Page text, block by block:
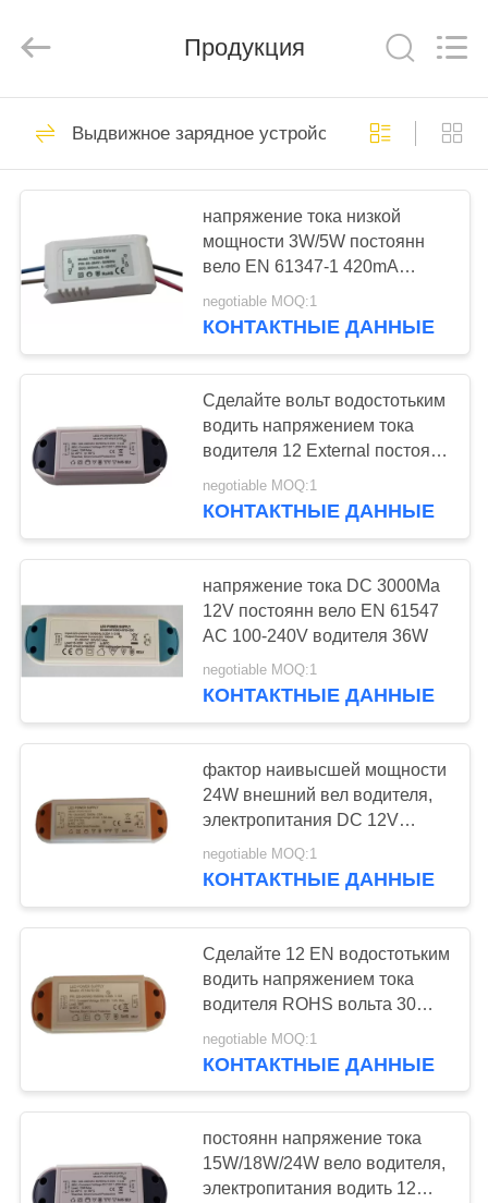
ДОМ
ПРОДУКТЫ
НАС
ПУТЕШЕСТВИЕ
ПРОВЕРКА
КАЧЕСТВА
СВЯЖИТЕСЬ
МЫ
СПРОСИТЕ
САЙТА
POLICY
Online
Marketplace.
Автомобильное
зарядное
устройство для
смартфона
Зарядное
устройство для
мобильных
телефонов
77
Зарядное
устройство для
iPhone
45
-автомобильное
зарядное
устройство
108
Устройство для
передвижения USB
73
Продукция
Выдвижное зарядное устройство Micro USB
напряжение тока низкой
мощности 3W/5W постоянн
вело EN 61347-1 420mA
водителя 12V
negotiable MOQ:1
КОНТАКТНЫЕ ДАННЫЕ
Сделайте вольт водостотьким
водить напряжением тока
водителя 12 External постоянн
30W 2500Ma IP65
negotiable MOQ:1
КОНТАКТНЫЕ ДАННЫЕ
напряжение тока DC 3000Ma
12V постоянн вело EN 61547
AC 100-240V водителя 36W
negotiable MOQ:1
КОНТАКТНЫЕ ДАННЫЕ
фактор наивысшей мощности
24W внешний вел водителя,
электропитания DC 12V
постоянн водить
напряжением тока
negotiable MOQ:1
КОНТАКТНЫЕ ДАННЫЕ
Сделайте 12 EN водостотьким
водить напряжением тока
водителя ROHS вольта 30W
постоянн UL 61000-3-2
negotiable MOQ:1
КОНТАКТНЫЕ ДАННЫЕ
постоянн напряжение тока
15W/18W/24W вело водителя,
электропитания водить 12